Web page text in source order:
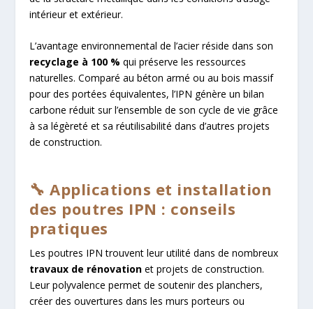
intérieur et extérieur.
L’avantage environnemental de l’acier réside dans son
recyclage à 100 % qui préserve les ressources
naturelles. Comparé au béton armé ou au bois massif
pour des portées équivalentes, l’IPN génère un bilan
carbone réduit sur l’ensemble de son cycle de vie grâce
à sa légèreté et sa réutilisabilité dans d’autres projets
de construction.
🔧 Applications et installation
des poutres IPN : conseils
pratiques
Les poutres IPN trouvent leur utilité dans de nombreux
travaux de rénovation et projets de construction.
Leur polyvalence permet de soutenir des planchers,
créer des ouvertures dans les murs porteurs ou